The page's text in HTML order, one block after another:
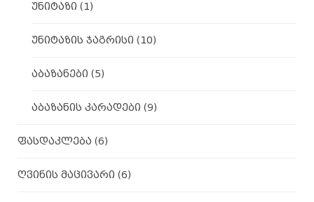
უნიტაზი (1)
უნიტაზის ჯაგრისი (10)
აბაზანები (5)
აბაზანის კარადები (9)
ფასდაკლება (6)
ღვინის მაცივარი (6)